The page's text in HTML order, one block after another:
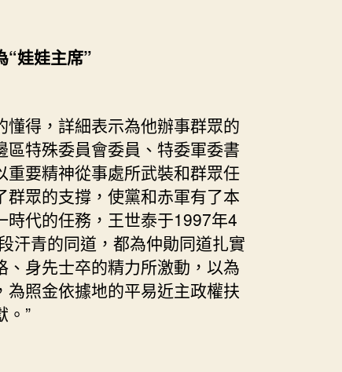
“娃娃主席”
得，詳細表示為他辦事群眾的
特殊委員會委員、特委軍委書
要精神從事處所武裝和群眾任
眾的支撐，使黨和赤軍有了本
代的任務，王世泰于1997年4
汗青的同道，都為仲勛同道扎實
身先士卒的精力所激動，以為
照金依據地的平易近主政權扶
。”